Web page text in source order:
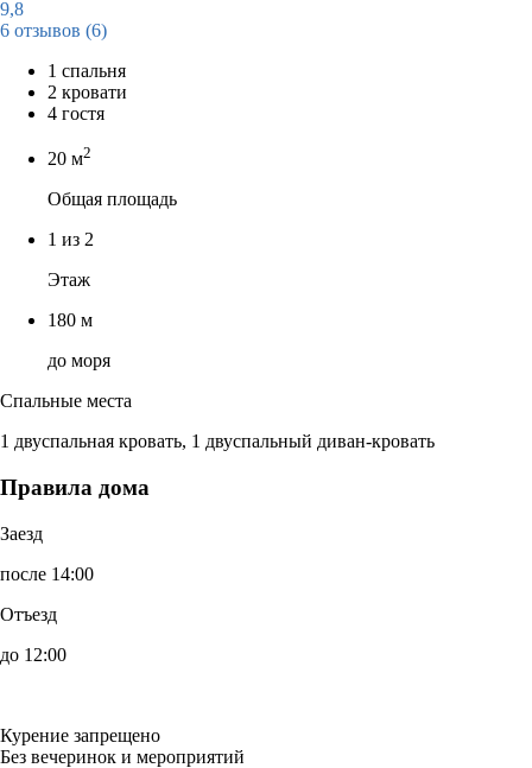
9,8
6 отзывов (6)
1 спальня
2 кровати
4 гостя
20 м2
Общая площадь
1 из 2
Этаж
180 м
до моря
Спальные места
1 двуспальная кровать, 1 двуспальный диван-кровать
Правила дома
Заезд
после 14:00
Отъезд
до 12:00
Курение запрещено
Без вечеринок и мероприятий